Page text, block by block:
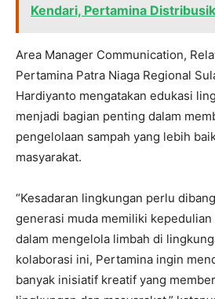
Kendari, Pertamina
Area Manager Communication,
Pertamina Patra Niaga Regional
Hardiyanto mengatakan edukasi
menjadi bagian penting dalam
pengelolaan sampah yang lebih
masyarakat.
“Kesadaran lingkungan perlu
generasi muda memiliki
dalam mengelola limbah di
kolaborasi ini, Pertamina ingin
banyak inisiatif kreatif yang